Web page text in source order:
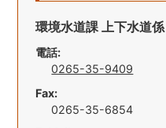
環境水道課 上下水道係
電話:
0265-35-9409
Fax:
0265-35-6854